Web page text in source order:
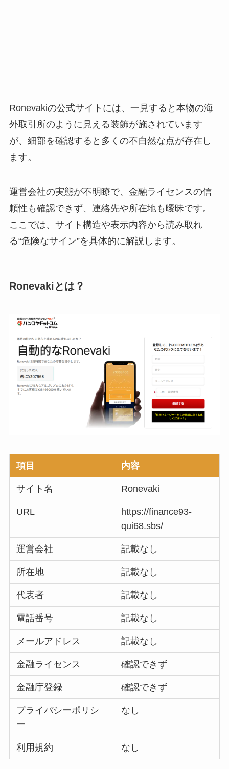
Ronevakiの公式サイトには、一見すると本物の海
外取引所のように見える装飾が施されています
が、細部を確認すると多くの不自然な点が存在し
ます。
運営会社の実態が不明瞭で、金融ライセンスの信
頼性も確認できず、連絡先や所在地も曖昧です。
ここでは、サイト構造や表示内容から読み取れ
る“危険なサイン”を具体的に解説します。
Ronevakiとは？
項目 内容
サイト名 Ronevaki
URL
https://finance93-
qui68.sbs/
運営会社 記載なし
所在地 記載なし
代表者 記載なし
電話番号 記載なし
メールアドレス 記載なし
金融ライセンス 確認できず
金融庁登録 確認できず
プライバシーポリシ
ー
なし
利用規約 なし